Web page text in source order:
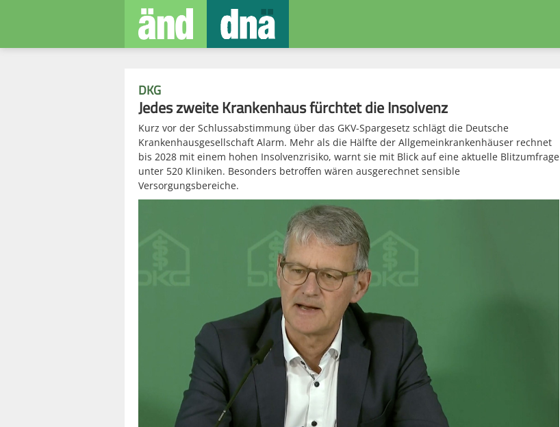
DKG
Jedes zweite Krankenhaus fürchtet die Insolvenz
Kurz vor der Schlussabstimmung über das GKV-Spargesetz schlägt die Deutsche
Krankenhausgesellschaft Alarm. Mehr als die Hälfte der Allgemeinkrankenhäuser rechnet
bis 2028 mit einem hohen Insolvenzrisiko, warnt sie mit Blick auf eine aktuelle Blitzumfrage
unter 520 Kliniken. Besonders betroffen wären ausgerechnet sensible
Versorgungsbereiche.